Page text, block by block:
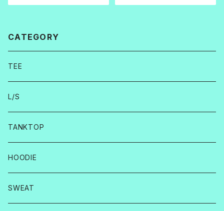
CATEGORY
TEE
L/S
TANKTOP
HOODIE
SWEAT